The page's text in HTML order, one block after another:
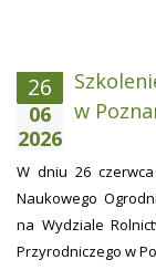
26
06
2026
w
W dniu 26
Naukowego
na Wydziale
Przyrodniczego w